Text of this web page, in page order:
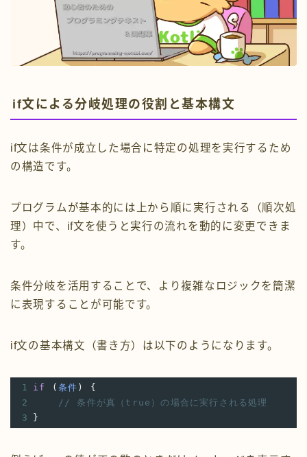
if文による分岐処理の役割と基本構文
if文は条件が成立した場合に特定の処理を実行するため
の構造です。
プログラムが基本的には上から順に実行される（順次処
理）中で、if文を使うと実行の流れを動的に変更できま
す。
条件分岐を活用することで、より複雑なロジックを簡潔
に表現することが可能です。
if文の基本構文（書き方）は以下のようになります。
1 if ( 条件 ) {
2
// 条件が真（true）の場合に実行される処理
3
}